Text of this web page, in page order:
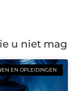
u niet mag
EN OPLEIDINGEN